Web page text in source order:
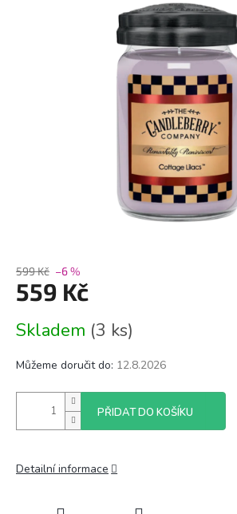
hvězdiček.
599 Kč –6 %
559 Kč
cena:
Skladem (3 ks)
Můžeme doručit do: 12.8.2026
PŘIDAT DO KOŠÍKU
Detailní informace